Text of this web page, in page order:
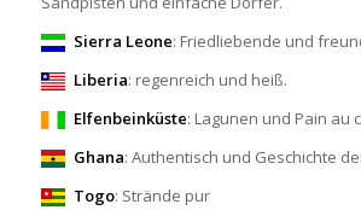
Sierra Leone: Friedliebende und
Liberia: regenreich und heiß.
Elfenbeinküste: Lagunen und Pain au
Ghana: Authentisch und Geschichte
Togo: Strände pur